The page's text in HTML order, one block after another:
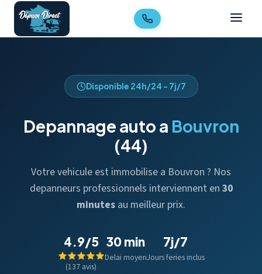
Disponible 24h/24 - 7j/7
Depannage auto a Bouvron
(44)
Votre vehicule est immobilise a Bouvron ? Nos
depanneurs professionnels interviennent en 30
minutes au meilleur prix.
4.9/5
(137 avis)
30 min
Delai moyen
7j/7
Jours feries inclus